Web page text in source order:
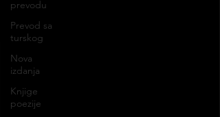
prevodu
Prevod sa
turskog
Nova
izdanja
Knjige
poezije